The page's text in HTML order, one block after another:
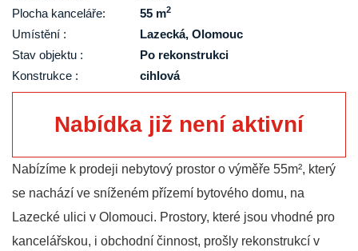
Nabízíme k prodeji nebytový prostor o výměře 55m², který
se nachází ve sníženém přízemí bytového domu, na
Lazecké ulici v Olomouci. Prostory, které jsou vhodné pro
kancelářskou, i obchodní činnost, prošly rekonstrukcí v
Nabídka již není aktivní
Plocha kanceláře:
55 m2
Umístění :
Lazecká, Olomouc
Stav objektu :
Po rekonstrukci
Konstrukce :
cihlová